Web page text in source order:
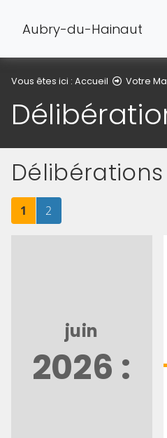
Aubry-du-Hainaut
Vous êtes ici : Accueil Votre
Page
1 sur 2Page
2
juin
2026 :